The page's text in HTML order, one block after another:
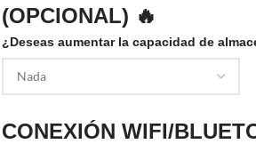
(OPCIONAL) 🔥
¿Deseas aumentar la capacidad de
CONEXIÓN WIFI/